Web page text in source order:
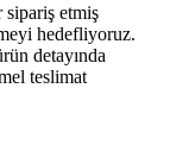
sipariş etmiş
hedefliyoruz.
detayında
teslimat